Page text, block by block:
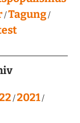
Tagung
2021